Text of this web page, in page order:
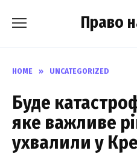
Право
HOME » UNCATEGORIZED
Буде
яке важливе
ухвалили у